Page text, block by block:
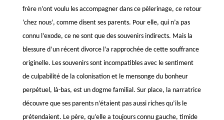
frère n’ont voulu les accompagner dans ce pèlerinage, ce retour
‘chez nous’, comme disent ses parents. Pour elle, qui n’a pas
connu l’exode, ce ne sont que des souvenirs indirects. Mais la
blessure d’un récent divorce l’a rapprochée de cette souffrance
originelle. Les souvenirs sont incompatibles avec le sentiment
de culpabilité de la colonisation et le mensonge du bonheur
perpétuel, là-bas, est un dogme familial. Sur place, la narratrice
découvre que ses parents n’étaient pas aussi riches qu’ils le
prétendaient. Le père, qu’elle a toujours connu gauche, timide